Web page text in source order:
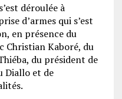
déroulée à
d’armes qui s’est
en présence du
Christian Kaboré, du
du président de
Diallo et de